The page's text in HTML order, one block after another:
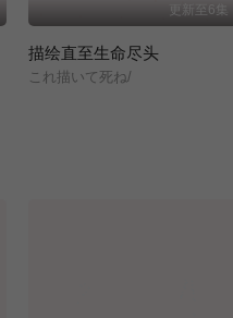
更新至6集
描绘直至生命尽头
これ描いて死ね/